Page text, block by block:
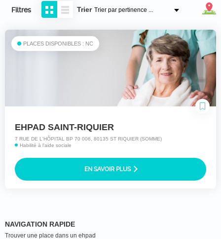
Filtres Trier
PLACES DISPONIBLES : NC
EHPAD SAINT-RIQUIER
7 RUE DE L'HÔPITAL BP 70 006, 80135 ST RIQUIER (SOMME)
Habilité à l'aide sociale
EN SAVOIR PLUS
NAVIGATION RAPIDE
Trouver une place dans un ehpad